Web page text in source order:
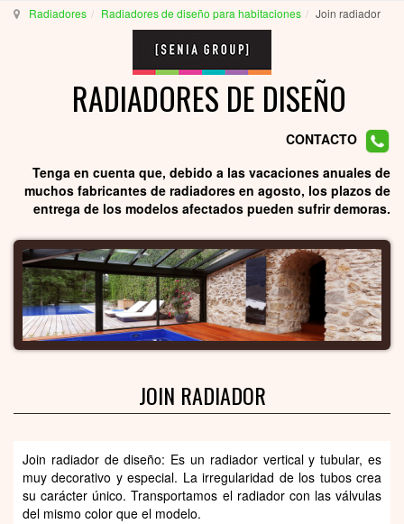
Radiadores Radiadores de diseño para habitaciones Join radiador
RADIADORES DE DISEÑO
CONTACTO
Tenga en cuenta que, debido a las vacaciones anuales de
muchos fabricantes de radiadores en agosto, los plazos de
entrega de los modelos afectados pueden sufrir demoras.
JOIN RADIADOR
Join radiador de diseño: Es un radiador vertical y tubular, es
muy decorativo y especial. La irregularidad de los tubos crea
su carácter único. Transportamos el radiador con las válvulas
del mismo color que el modelo.